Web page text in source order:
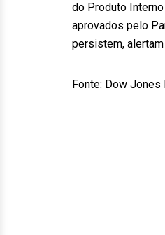
do Produto
aprovados pelo
persistem,
Fonte: Dow Jones